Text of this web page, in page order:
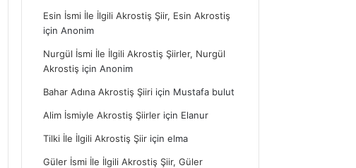
Esin İsmi İle İlgili Akrostiş Şiir, Esin Akrostiş
içinAnonim
Nurgül İsmi İle İlgili Akrostiş Şiirler, Nurgül
Akrostiş içinAnonim
Bahar Adına Akrostiş Şiiri için Mustafa bulut
Alim İsmiyle Akrostiş Şiirler için Elanur
Tilki İle İlgili Akrostiş Şiir içinelma
Güler İsmi İle İlgili Akrostiş Şiir, Güler